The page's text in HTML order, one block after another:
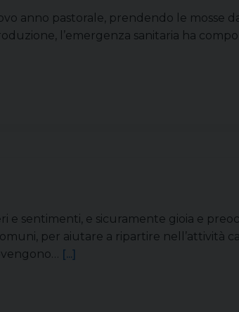
anno pastorale, prendendo le mosse
l’emergenza sanitaria ha
sentimenti, e sicuramente gioia e
per aiutare a ripartire nell’attività
[...]